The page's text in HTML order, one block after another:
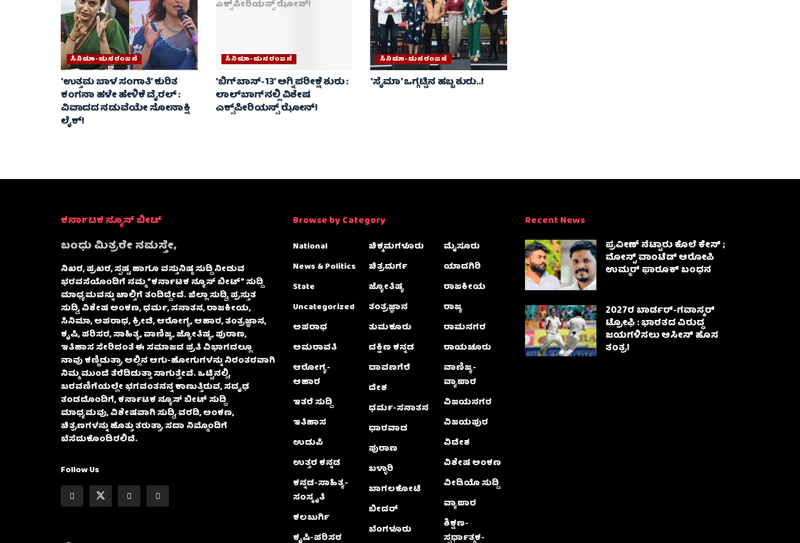
ಸಿನಿಮಾ-ಮನರಂಜನೆ
‘ಉತ್ತಮ ಬಾಳ ಸಂಗಾತಿ’ ಕುರಿತ
ಕಂಗನಾ ಹಳೇ ಹೇಳಿಕೆ ವೈರಲ್ :
ವಿವಾದದ ನಡುವೆಯೇ ಸೋನಾಕ್ಷಿ
ಲೈಕ್!
ಸಿನಿಮಾ-ಮನರಂಜನೆ
‘ಬಿಗ್‌ಬಾಸ್-13’ ಅಗ್ನಿಪರೀಕ್ಷೆ ಶುರು :
ಲಾಲ್‌ಬಾಗ್‌ನಲ್ಲಿ ವಿಶೇಷ
ಎಕ್ಸ್‌ಪೀರಿಯನ್ಸ್ ಝೋನ್!
ಸಿನಿಮಾ-ಮನರಂಜನೆ
‘ಸೈಮಾ’ ಒಗ್ಗಟ್ಟಿನ ಹಬ್ಬ ಶುರು..!
ಕರ್ನಾಟಕ ನ್ಯೂಸ್ ಬೀಟ್
ಬಂಧು ಮಿತ್ರರೇ ನಮಸ್ತೇ,
ನಿಖರ, ಪ್ರಖರ, ಸ್ಪಷ್ಟ ಹಾಗೂ ವಸ್ತುನಿಷ್ಠ ಸುದ್ದಿ ನೀಡುವ
ಭರವಸೆಯೊಂದಿಗೆ ನಮ್ಮ “ಕರ್ನಾಟಕ ನ್ಯೂಸ್ ಬೀಟ್” ಸುದ್ದಿ
ಮಾಧ್ಯಮವನ್ನು ಚಾಲ್ತಿಗೆ ತಂದಿದ್ದೇವೆ. ಜಿಲ್ಲಾ ಸುದ್ದಿ, ಪ್ರಸ್ತುತ
ಸುದ್ದಿ, ವಿಶೇಷ ಅಂಕಣ, ಧರ್ಮ, ಸನಾತನ, ರಾಜಕೀಯ,
ಸಿನಿಮಾ, ಅಪರಾಧ, ಕ್ರೀಡೆ, ಆರೋಗ್ಯ, ಆಹಾರ, ತಂತ್ರಜ್ಞಾನ,
ಕೃಷಿ, ಪರಿಸರ, ಸಾಹಿತ್ಯ, ವಾಣಿಜ್ಯ, ಜ್ಯೋತಿಷ್ಯ, ಪುರಾಣ,
ಇತಿಹಾಸ ಸೇರಿದಂತೆ ಈ ಸಮಾಜದ ಪ್ರತಿ ವಿಭಾಗದಲ್ಲೂ
ನಾವು ಕಣ್ಣಿಡುತ್ತಾ, ಅಲ್ಲಿನ ಆಗು-ಹೋಗುಗಳನ್ನು ನಿರಂತರವಾಗಿ
ನಿಮ್ಮ ಮುಂದೆ ತೆರೆದಿಡುತ್ತಾ ಸಾಗುತ್ತೇವೆ. ಒಟ್ಟಿನಲ್ಲಿ,
ಬರವಣಿಗೆಯಲ್ಲೇ ಭಗವಂತನನ್ನ ಕಾಣುತ್ತಿರುವ, ಸದೃಢ
ತಂಡದೊಂದಿಗೆ, ಕರ್ನಾಟಕ ನ್ಯೂಸ್ ಬೀಟ್ ಸುದ್ದಿ
ಮಾಧ್ಯಮವು, ವಿಶೇಷವಾಗಿ ಸುದ್ದಿ, ವರದಿ, ಅಂಕಣ,
ಚಿತ್ರಣಗಳನ್ನು ಹೊತ್ತು ತರುತ್ತಾ, ಸದಾ ನಿಮ್ಮೊಂದಿಗೆ
ಬೆಸೆದುಕೊಂಡಿರಲಿದೆ.
Follow Us
Browse by Category
National
News & Politics
State
Uncategorized
ಅಪರಾಧ
ಅಮರಾವತಿ
ಆರೋಗ್ಯ-
ಆಹಾರ
ಇತರೆ ಸುದ್ದಿ
ಇತಿಹಾಸ
ಉಡುಪಿ
ಉತ್ತರ ಕನ್ನಡ
ಕನ್ನಡ-ಸಾಹಿತ್ಯ-
ಸಂಸ್ಕೃತಿ
ಕಲಬುರ್ಗಿ
ಕೃಷಿ-ಪರಿಸರ
ಚಿಕ್ಕಮಗಳೂರು
ಚಿತ್ರದುರ್ಗ
ಜ್ಯೋತಿಷ್ಯ
ತಂತ್ರಜ್ಞಾನ
ತುಮಕೂರು
ದಕ್ಷಿಣ ಕನ್ನಡ
ದಾವಣಗೆರೆ
ದೇಶ
ಧರ್ಮ-ಸನಾತನ
ಧಾರವಾಡ
ಪುರಾಣ
ಬಳ್ಳಾರಿ
ಬಾಗಲಕೋಟೆ
ಬೀದರ್
ಬೆಂಗಳೂರು
ಮೈಸೂರು
ಯಾದಗಿರಿ
ರಾಜಕೀಯ
ರಾಜ್ಯ
ರಾಮನಗರ
ರಾಯಚೂರು
ವಾಣಿಜ್ಯ-
ವ್ಯಾಪಾರ
ವಿಜಯನಗರ
ವಿಜಯಪುರ
ವಿದೇಶ
ವಿಶೇಷ ಅಂಕಣ
ವೀಡಿಯೊ ಸುದ್ದಿ
ವ್ಯಾಪಾರ
ಶಿಕ್ಷಣ-
ಸ್ಪರ್ಧಾತ್ಮಕ-
Recent News
ಪ್ರವೀಣ್ ನೆಟ್ಟಾರು ಕೊಲೆ ಕೇಸ್ ​;
ಮೋಸ್ಟ್ ವಾಂಟೆಡ್‌ ಆರೋಪಿ
ಉಮ್ಮರ್ ಫಾರೂಕ್ ಬಂಧನ
2027ರ ಬಾರ್ಡರ್-ಗವಾಸ್ಕರ್
ಟ್ರೋಫಿ : ಭಾರತದ ವಿರುದ್ಧ
ಜಯಗಳಿಸಲು ಆಸೀಸ್‌ ಹೊಸ
ತಂತ್ರ!